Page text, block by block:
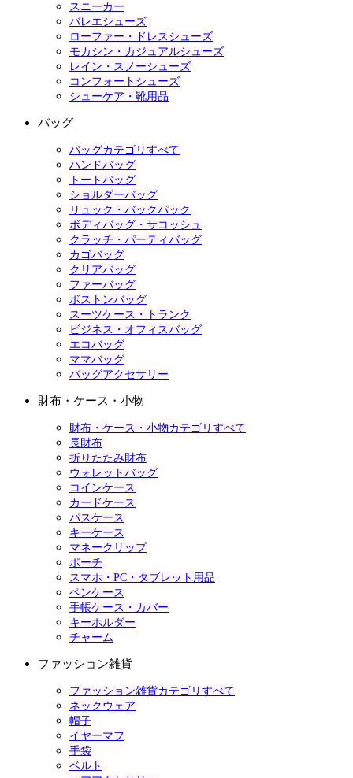
スニーカー
バレエシューズ
ローファー・ドレスシューズ
モカシン・カジュアルシューズ
レイン・スノーシューズ
コンフォートシューズ
シューケア・靴用品
バッグ
バッグカテゴリすべて
ハンドバッグ
トートバッグ
ショルダーバッグ
リュック・バックパック
ボディバッグ・サコッシュ
クラッチ・パーティバッグ
カゴバッグ
クリアバッグ
ファーバッグ
ボストンバッグ
スーツケース・トランク
ビジネス・オフィスバッグ
エコバッグ
ママバッグ
バッグアクセサリー
財布・ケース・小物
財布・ケース・小物カテゴリすべて
長財布
折りたたみ財布
ウォレットバッグ
コインケース
カードケース
パスケース
キーケース
マネークリップ
ポーチ
スマホ・PC・タブレット用品
ペンケース
手帳ケース・カバー
キーホルダー
チャーム
ファッション雑貨
ファッション雑貨カテゴリすべて
ネックウェア
帽子
イヤーマフ
手袋
ベルト